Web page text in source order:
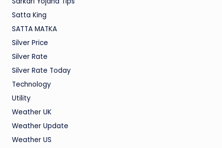
Satta King
SATTA MATKA
Silver Price
Silver Rate
Silver Rate Today
Technology
Utility
Weather UK
Weather Update
Weather US